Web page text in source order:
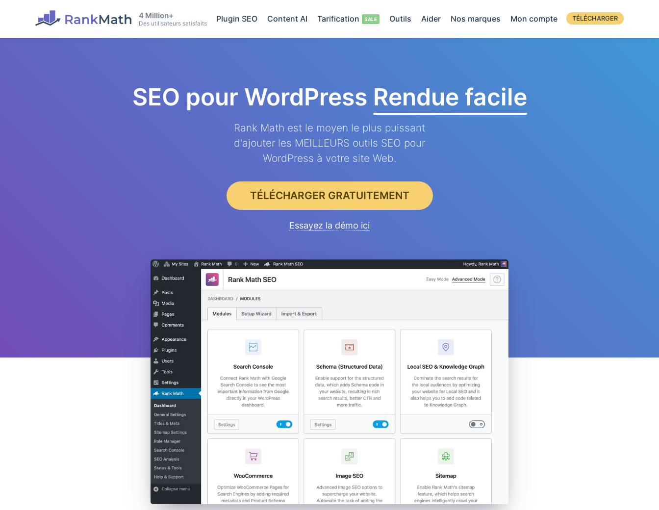
4 Million+
Des utilisateurs satisfaits Plugin SEO Content AI Tarification Outils Aider Nos marques Mon compte TÉLÉCHARGER
SEO pour WordPress Rendue facile
Rank Math est le moyen le plus puissant
d'ajouter les MEILLEURS outils SEO pour
WordPress à votre site Web.
TÉLÉCHARGER GRATUITEMENT
Essayez la démo ici